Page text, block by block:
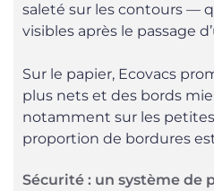
saleté sur les contours —
visibles après le passage
Sur le papier, Ecovacs
plus nets et des bords
notamment sur les
proportion de bordures
Sécurité : un système de